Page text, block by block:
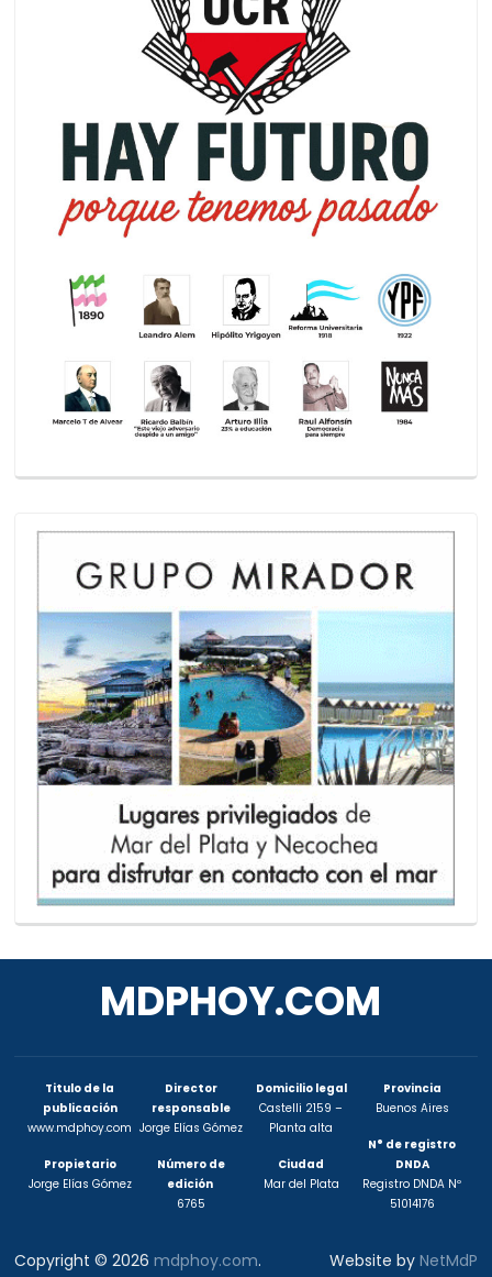
MDPHOY.COM
Titulo de la
publicación
www.mdphoy.com
Propietario
Jorge Elías Gómez
Director
responsable
Jorge Elías Gómez
Número de
edición
6765
Domicilio legal
Castelli 2159 –
Planta alta
Ciudad
Mar del Plata
Provincia
Buenos Aires
N° de registro
DNDA
Registro DNDA Nº
51014176
Copyright © 2026mdphoy.com. Website by NetMdP